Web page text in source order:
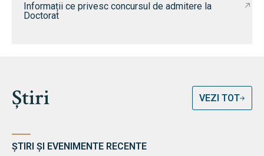
Informații ce privesc concursul de admitere la
Doctorat
Știri VEZI TOT
ȘTIRI ȘI EVENIMENTE RECENTE